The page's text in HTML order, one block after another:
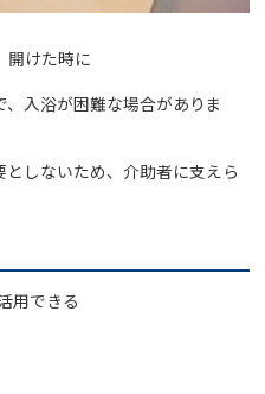
開けた時に
、入浴が困難な場合がありま
しないため、介助者に支えら
用できる